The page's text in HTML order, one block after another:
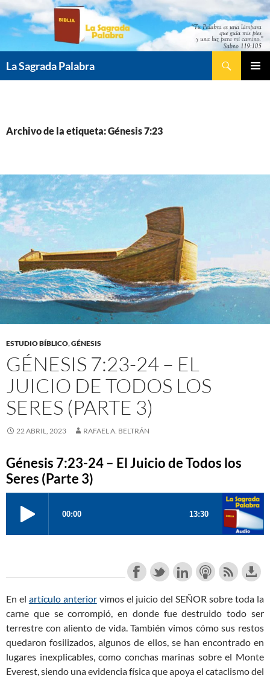
Saltar
contenido
La Sagrada Palabra
Archivo de la etiqueta: Génesis 7:23
ESTUDIO BÍBLICO,GÉNESIS
GÉNESIS 7:23-24 – EL
JUICIO DE TODOS LOS
SERES (PARTE 3)
22 ABRIL, 2023 RAFAEL A. BELTRÁN
Génesis 7:23-24 – El Juicio de Todos los
Seres (Parte 3)
En el artículo anteriorvimos el juicio del SEÑOR sobre toda la
carne que se corrompió, en donde fue destruido todo ser
terrestre con aliento de vida. También vimos cómo sus restos
quedaron fosilizados, algunos de ellos, se han encontrado en
lugares inexplicables, como conchas marinas sobre el Monte
Everest, siendo una evidencia física que apoya el cataclismo del